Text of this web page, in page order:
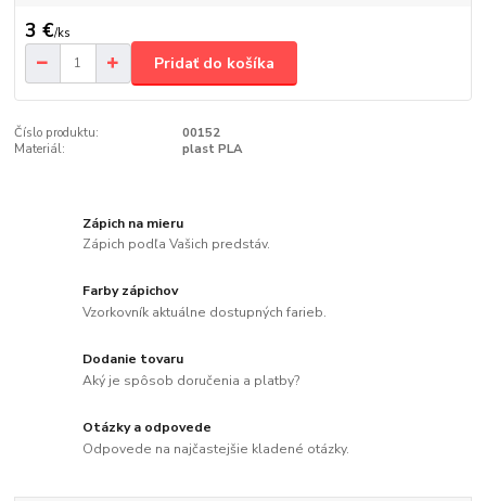
3 €/ks
Pridať do košíka
Číslo produktu:
00152
Materiál:
plast PLA
Zápich na mieru
Zápich podľa Vašich predstáv.
Farby zápichov
Vzorkovník aktuálne dostupných farieb.
Dodanie tovaru
Aký je spôsob doručenia a platby?
Otázky a odpovede
Odpovede na najčastejšie kladené otázky.